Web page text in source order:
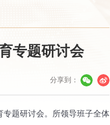
专题研讨会
分享到：
题研讨会。所领导班子全体